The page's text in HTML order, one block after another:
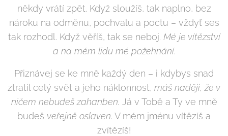
někdy vrátí zpět. Když sloužíš, tak naplno, bez
nároku na odměnu, pochvalu a poctu – vždyť ses
tak rozhodl. Když věříš, tak se neboj. Mé je vítězství
a na mém lidu mé požehnání.
Přiznávej se ke mně každý den – i kdybys snad
ztratil celý svět a jeho náklonnost, máš naději, že v
ničem nebudeš zahanben. Já v Tobě a Ty ve mně
budeš veřejně oslaven. V mém jménu vítězíš a
zvítězíš!